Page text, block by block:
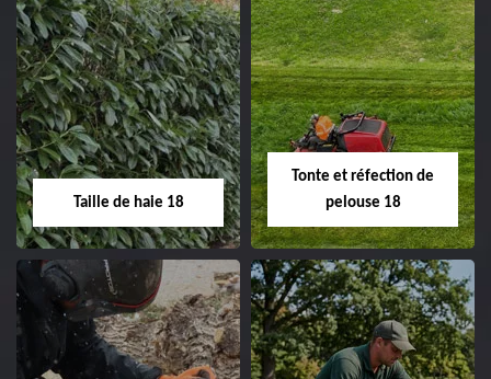
Elagage d'arbre 18
Entreprise élagage
d'arbre 18 Cher tel:
02.52.56.49.40
Abattage d'arbres
18
Entreprise abattage
Taille de haie 18
Taille de haie 18
Tonte et réfection de
pelouse 18
Tonte et réfection